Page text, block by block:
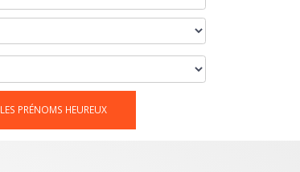
LES PRÉNOMS HEUREUX